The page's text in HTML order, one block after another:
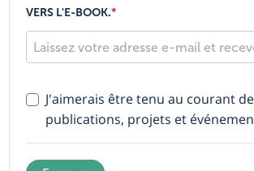
VERS L'E-BOOK.*
J'aimerais être tenu au courant
publications, projets et